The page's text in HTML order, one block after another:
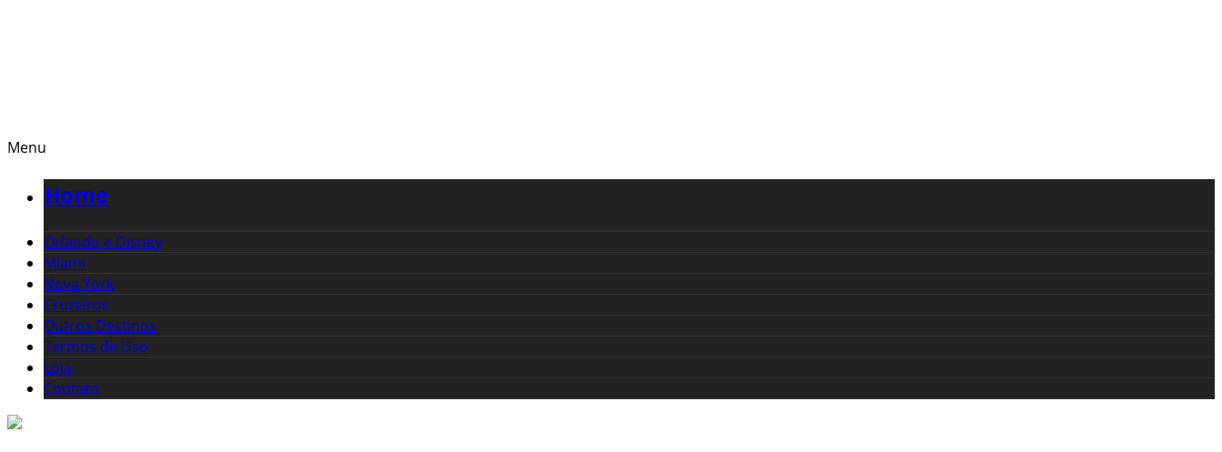
Menu
Home
Orlando e Disney
Miami
Nova York
Cruzeiros
Outros Destinos
Termos de Uso
Loja
Contato